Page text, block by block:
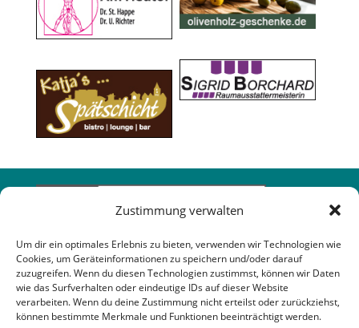
Zustimmung verwalten
Um dir ein optimales Erlebnis zu bieten, verwenden wir Technologien wie
Cookies, um Geräteinformationen zu speichern und/oder darauf
zuzugreifen. Wenn du diesen Technologien zustimmst, können wir Daten
wie das Surfverhalten oder eindeutige IDs auf dieser Website
verarbeiten. Wenn du deine Zustimmung nicht erteilst oder zurückziehst,
können bestimmte Merkmale und Funktionen beeinträchtigt werden.